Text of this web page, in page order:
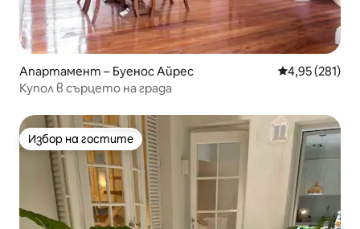
Апартамент – Буенос Айрес Средна
4,95 (281)
Купол в сърцето на града
Избор на гостите
Избор на гостите